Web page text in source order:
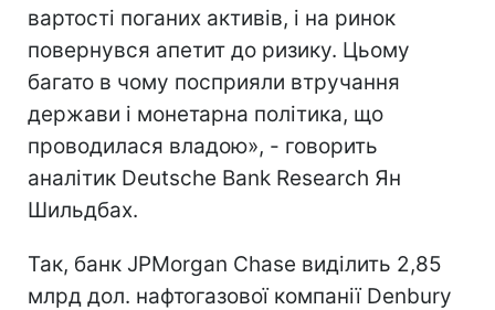
вартості поганих активів, і на ринок
повернувся апетит до ризику. Цьому
багато в чому посприяли втручання
держави і монетарна політика, що
проводилася владою», - говорить
аналітик Deutsche Bank Research Ян
Шильдбах.
Так, банк JPMorgan Chase виділить 2,85
млрд дол. нафтогазової компанії Denbury